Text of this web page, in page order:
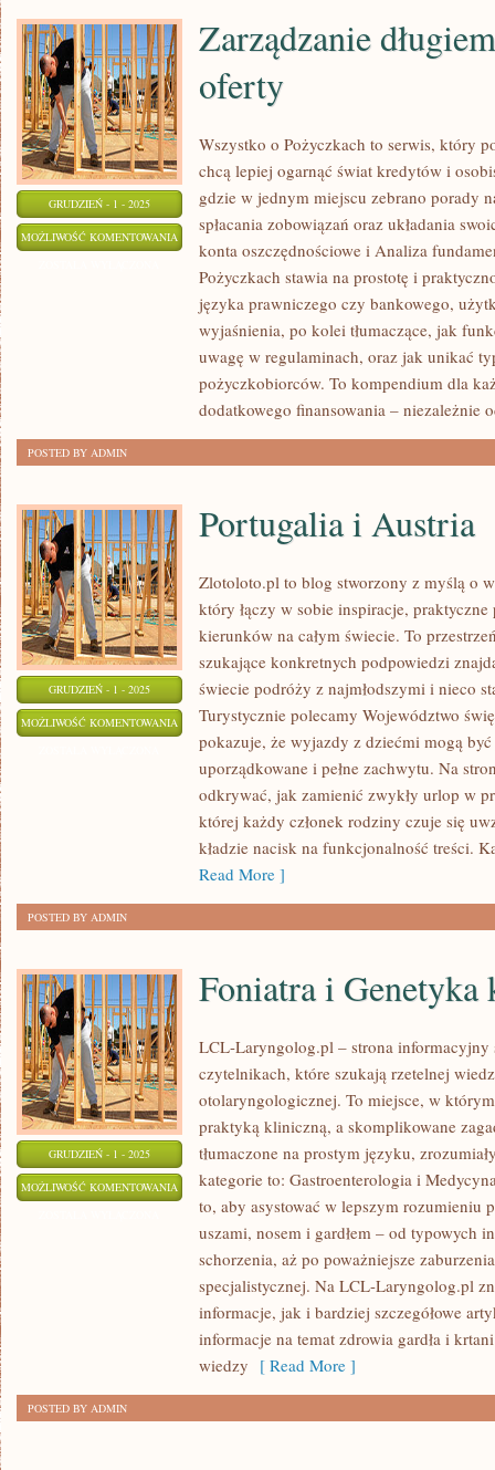
GRUDZIEŃ - 1 - 2025
MOŻLIWOŚĆ KOMENTOWANIA ZARZĄDZANIE
BANKI
OFERTY
Zarządzanie
oferty
Wszystko o Pożyczkach to serwis, który
chcą lepiej ogarnąć świat kredytów i
gdzie w jednym miejscu zebrano porady
spłacania zobowiązań oraz układania
konta oszczędnościowe i Analiza
Pożyczkach stawia na prostotę i
języka prawniczego czy bankowego,
wyjaśnienia, po kolei tłumaczące, jak
uwagę w regulaminach, oraz jak unikać
pożyczkobiorców. To kompendium dla
dodatkowego finansowania – niezależnie
POSTED BY ADMIN
GRUDZIEŃ - 1 - 2025
MOŻLIWOŚĆ KOMENTOWANIA PORTUGALIA
AUSTRIA
Portugalia i Austria
Zlotoloto.pl to blog stworzony z myślą o
który łączy w sobie inspiracje,
kierunków na całym świecie. To
szukające konkretnych podpowiedzi
świecie podróży z najmłodszymi i nieco
Turystycznie polecamy Województwo
pokazuje, że wyjazdy z dziećmi mogą
uporządkowane i pełne zachwytu. Na
odkrywać, jak zamienić zwykły urlop w
której każdy członek rodziny czuje się
kładzie nacisk na funkcjonalność treści.
Read More ]
POSTED BY ADMIN
GRUDZIEŃ - 1 - 2025
MOŻLIWOŚĆ KOMENTOWANIA FONIATRA
GENETYKA
KLINICZNA
Foniatra i Genetyka
LCL-Laryngolog.pl – strona informacyjny
czytelnikach, które szukają rzetelnej
otolaryngologicznej. To miejsce, w
praktyką kliniczną, a skomplikowane
tłumaczone na prostym języku,
kategorie to: Gastroenterologia i
to, aby asystować w lepszym rozumieniu
uszami, nosem i gardłem – od typowych
schorzenia, aż po poważniejsze
specjalistycznej. Na LCL-Laryngolog.pl
informacje, jak i bardziej szczegółowe
informacje na temat zdrowia gardła i
wiedzy [ Read More ]
POSTED BY ADMIN